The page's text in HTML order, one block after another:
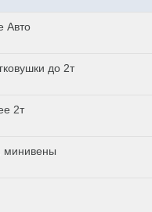
Авто
до 2т
2т
минивены